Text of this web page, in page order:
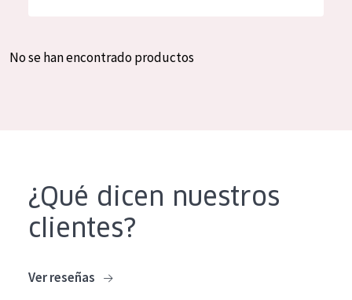
Crema de día
Crema de noche
Spanish
No se han encontrado productos
¿Qué dicen nuestros
clientes?
Ver reseñas